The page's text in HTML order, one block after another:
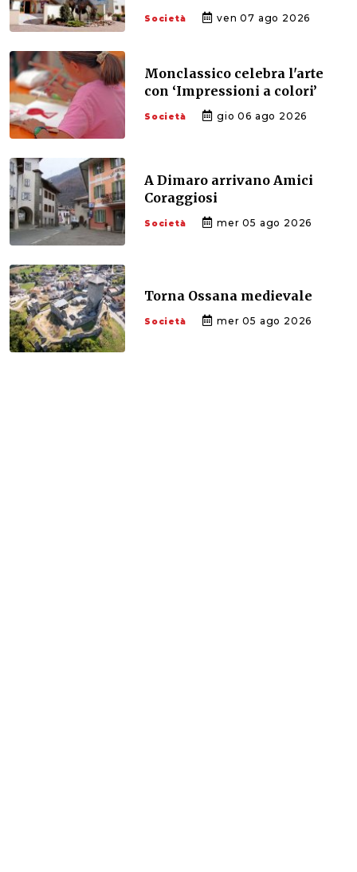
Società ven 07 ago 2026
Monclassico celebra l'arte
con ‘Impressioni a colori’
Società gio 06 ago 2026
A Dimaro arrivano Amici
Coraggiosi
Società mer 05 ago 2026
Torna Ossana medievale
Società mer 05 ago 2026